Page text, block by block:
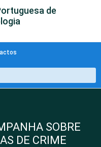
de
SOBRE
DE CRIME